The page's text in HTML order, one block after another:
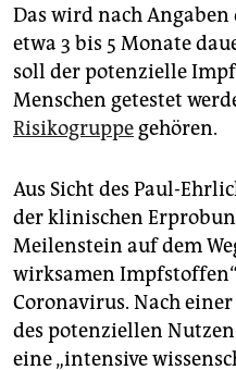
Das wird nach
etwa 3 bis 5 Monate
soll der potenzielle
Menschen getestet
Risikogruppe gehören.
Aus Sicht des Paul-
der klinischen
Meilenstein auf dem
wirksamen
Coronavirus. Nach
des potenziellen
eine „intensive